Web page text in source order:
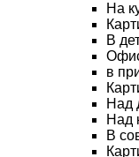
На
В
в
Над
Над
В